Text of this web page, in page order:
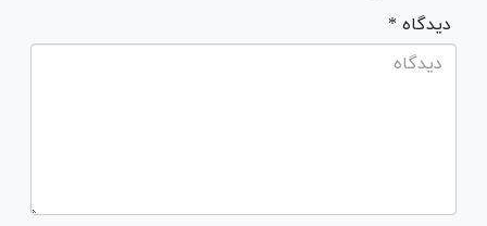
* دیدگاه